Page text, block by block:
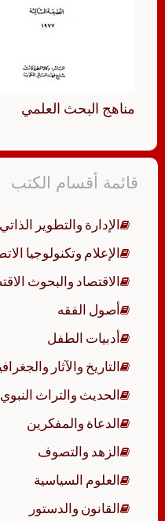
مناهج البحث العلمي
قائمة أقسام الكتب
الإدارة والتطوير الذاتي
الإعلام وتكنولوجيا
الاقتصاد والبحوث
أصول الفقه
أدبيات الطفل
التاريخ والآثار
الحديث والتراث النبوي
الدعاة والمفكرين
الزهد والتصوف
العلوم السياسية
القانون والدستور